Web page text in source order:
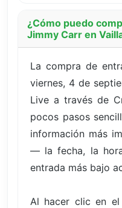
¿Cómo puedo
Jimmy Carr en
La compra de
viernes, 4 de
Live a través de
pocos pasos
información más
— la fecha, la
entrada más bajo
Al hacer clic en